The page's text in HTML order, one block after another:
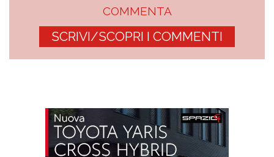
COMMENTA
SCRIVI/SCOPRI I COMMENTI